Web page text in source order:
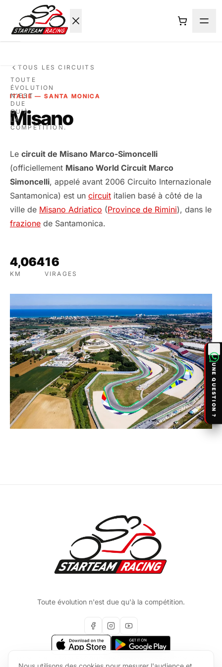
ACCUEIL
ROULAGE
NEWS
L'ECURIE
BOUTIQUE
CONTACT
THÈME
TOUTE
ÉVOLUTION
N'EST
DUE
QU'À
LA
COMPÉTITION.
TOUS LES CIRCUITS
ITALIE — SANTA MONICA
Misano
Le circuit de Misano Marco-Simoncelli
(officiellement Misano World Circuit Marco
Simoncelli, appelé avant 2006 Circuito Internazionale
Santamonica) est un circuit italien basé à côté de la
ville de Misano Adriatico (Province de Rimini), dans le
frazione de Santamonica.
4,064
KM
16
VIRAGES
Toute évolution n'est due qu'à la compétition.
UNE QUESTION ?